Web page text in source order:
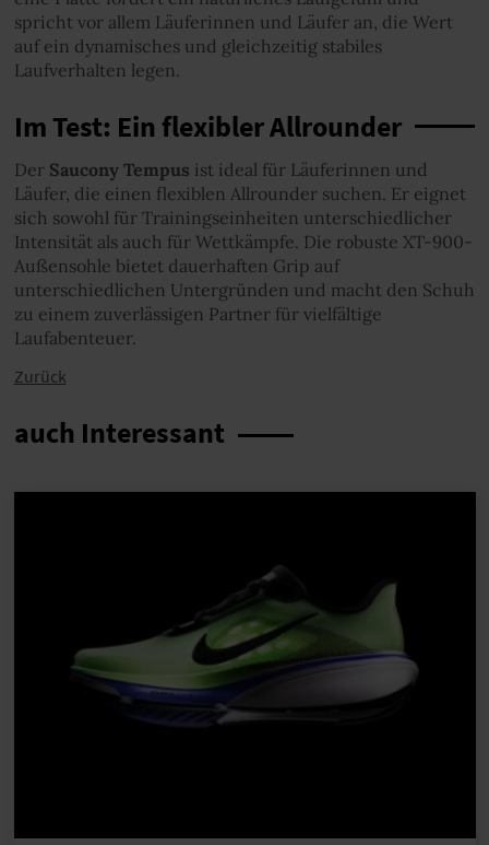
spricht vor allem Läuferinnen und Läufer an, die Wert
auf ein dynamisches und gleichzeitig stabiles
Laufverhalten legen.
Im Test: Ein flexibler Allrounder
Der Saucony Tempus ist ideal für Läuferinnen und
Läufer, die einen flexiblen Allrounder suchen. Er eignet
sich sowohl für Trainingseinheiten unterschiedlicher
Intensität als auch für Wettkämpfe. Die robuste XT-900-
Außensohle bietet dauerhaften Grip auf
unterschiedlichen Untergründen und macht den Schuh
zu einem zuverlässigen Partner für vielfältige
Laufabenteuer.
Zurück
auch Interessant